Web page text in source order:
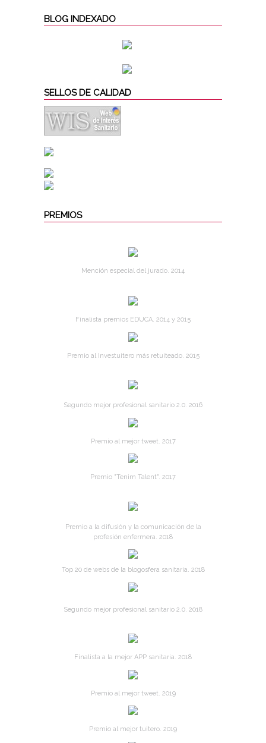
BLOG INDEXADO
SELLOS DE CALIDAD
PREMIOS
Mención especial del jurado. 2014
Finalista premios EDUCA. 2014 y 2015
Premio al Investuitero más retuiteado. 2015
Segundo mejor profesional sanitario 2.0. 2016
Premio al mejor tweet. 2017
Premio "Tenim Talent". 2017
Premio a la difusión y la comunicación de la
profesión enfermera. 2018
Top 20 de webs de la blogosfera sanitaria. 2018
Segundo mejor profesional sanitario 2.0. 2018
Finalista a la mejor APP sanitaria. 2018
Premio al mejor tweet. 2019
Premio al mejor tuitero. 2019